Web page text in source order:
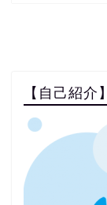
【自己紹介】